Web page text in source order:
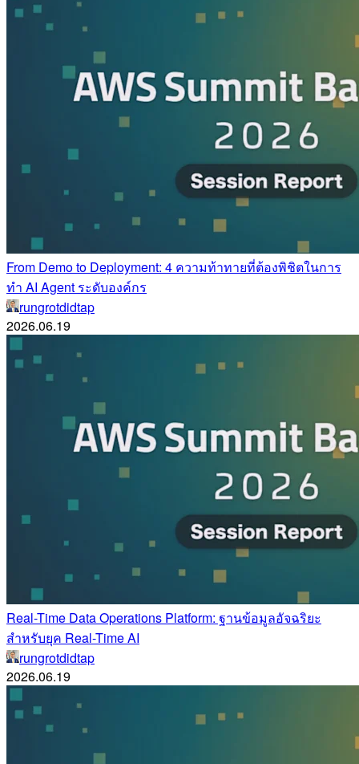
From Demo to Deployment: 4 ความท้าทายที่ต้องพิชิตในการ
ทำ AI Agent ระดับองค์กร
rungrotdidtap
2026.06.19
Real-Time Data Operations Platform: ฐานข้อมูลอัจฉริยะ
สำหรับยุค Real-Time AI
rungrotdidtap
2026.06.19